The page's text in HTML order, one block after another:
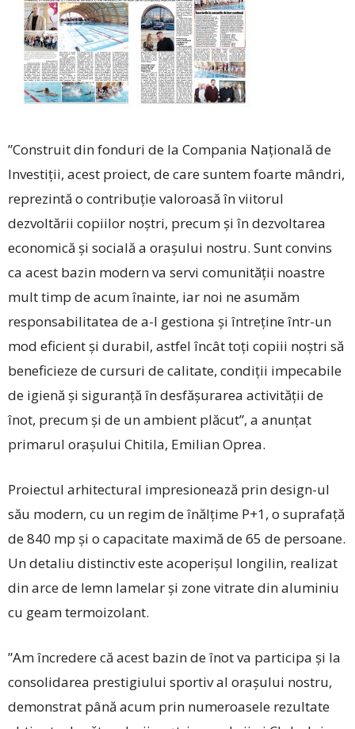
”Construit din fonduri de la Compania Națională de
Investiții, acest proiect, de care suntem foarte mândri,
reprezintă o contribuție valoroasă în viitorul
dezvoltării copiilor noștri, precum și în dezvoltarea
economică și socială a orașului nostru. Sunt convins
ca acest bazin modern va servi comunității noastre
mult timp de acum înainte, iar noi ne asumăm
responsabilitatea de a-l gestiona și întreține într-un
mod eficient și durabil, astfel încât toți copiii noștri să
beneficieze de cursuri de calitate, condiții impecabile
de igienă și siguranță în desfășurarea activității de
înot, precum și de un ambient plăcut”, a anunțat
primarul orașului Chitila, Emilian Oprea.
Proiectul arhitectural impresionează prin design-ul
său modern, cu un regim de înălțime P+1, o suprafață
de 840 mp și o capacitate maximă de 65 de persoane.
Un detaliu distinctiv este acoperișul longilin, realizat
din arce de lemn lamelar și zone vitrate din aluminiu
cu geam termoizolant.
”Am încredere că acest bazin de înot va participa și la
consolidarea prestigiului sportiv al orașului nostru,
demonstrat până acum prin numeroasele rezultate